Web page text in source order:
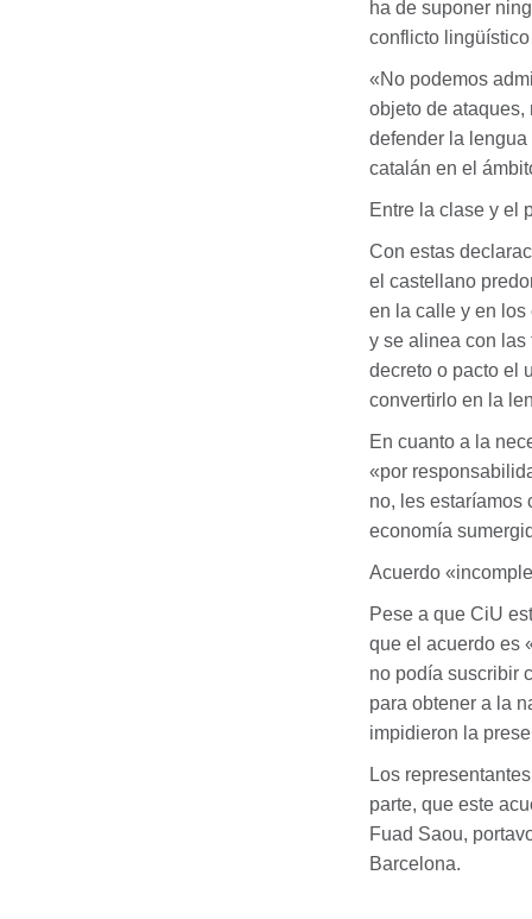
ha de suponer
conflicto
«No podemos
objeto de ataques,
defender la
catalán en el
Entre la clase y el
Con estas
el castellano
en la calle y en
y se alinea con
decreto o pacto el
convertirlo en la
En cuanto a la
«por
no, les estaríamos
economía
Acuerdo
Pese a que CiU
que el acuerdo es
no podía suscribir
para obtener a la
impidieron la
Los
parte, que este
Fuad Saou,
Barcelona.